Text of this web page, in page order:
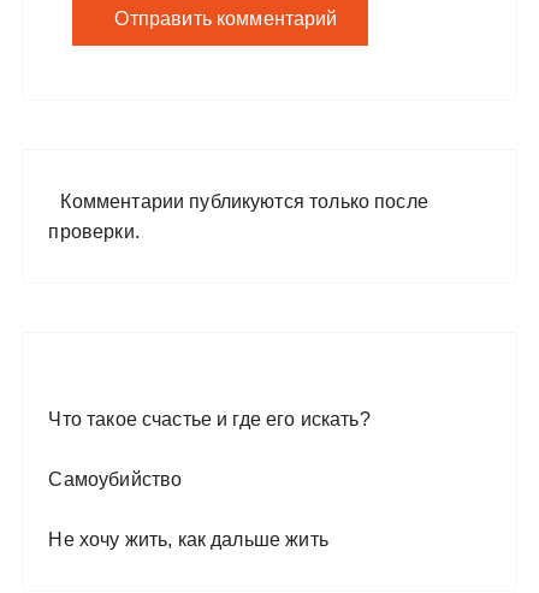
Комментарии публикуются только после
проверки.
Что такое счастье и где его искать?
Самоубийство
Не хочу жить, как дальше жить